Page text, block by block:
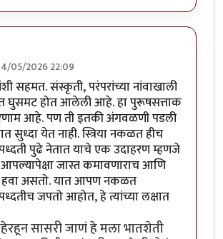
05/2026 22:09
सहमत. संस्कृती, परंपरांच्या नांवाखाली
घुसमट होत आलेली आहे. हा पुरूषसत्ताक
आहे. पण ती इतकी अंगवळणी पडली
सुध्दा येत नाही. स्त्रिया नकळत हीच
पुढे नेतात याचे एक उदाहरण म्हणजे
आपल्यापेक्षा जास्त कमावणाराच आणि
असतो. यात आपण नकळत
जपतो आहोत, हे त्यांच्या लक्षात
सासरी जाणं हे मला भातशेती